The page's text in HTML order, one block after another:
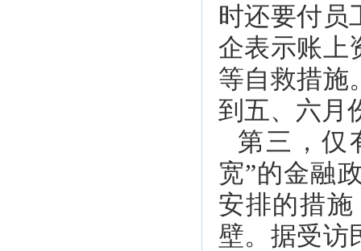
时还要付员
企表示账上
等自救措施
到五、六月
第三，仅
宽”的金融
安排的措
壁。据受访